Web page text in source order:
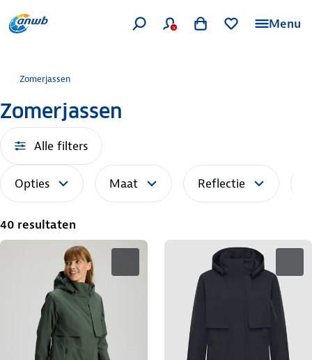
Menu
Zomerjassen
Zomerjassen
Alle filters
Opties Maat Reflectie
40 resultaten